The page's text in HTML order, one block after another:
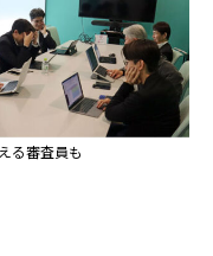
る審査員も